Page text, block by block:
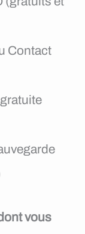
Contact
vous